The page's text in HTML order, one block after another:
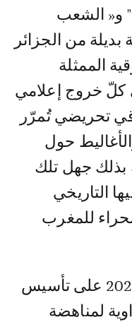
و« الشعب
من الجزائر
الممثلة
كلّ خروج إعلامي
تحريضي تُمرّر
حول
بذلك جهل تلك
التاريخي
للمغرب
وقد عملت حيدر منذ عام 2020 على تأسيس
لمناهضة